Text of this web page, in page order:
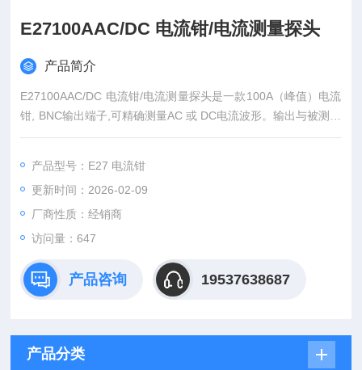
E27100AAC/DC 电流钳/电流测量探头
产品简介
E27100AAC/DC 电流钳/电流测量探头是一款100A（峰值）电流
钳, BNC输出端子,可精确测量AC 或 DC电流波形。输出与被测电
流成正比的电压信号mV,直接供示波器显示。手柄面板上的三位
产品型号：E27 电流钳
更新时间：2026-02-09
厂商性质：经销商
访问量：647
产品咨询 19537638687
产品分类